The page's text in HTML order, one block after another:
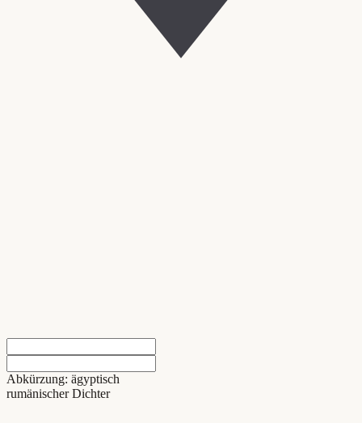
Abkürzung: ägyptisch
rumänischer Dichter